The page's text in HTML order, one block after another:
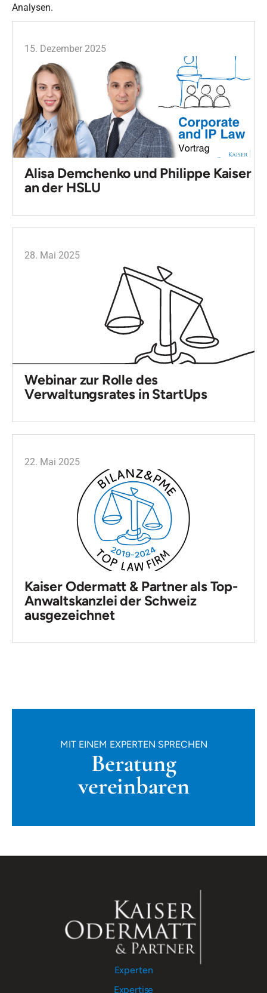
Analysen.
15. Dezember 2025
Alisa Demchenko und Philippe Kaiser
an der HSLU
28. Mai 2025
Webinar zur Rolle des
Verwaltungsrates in StartUps
22. Mai 2025
Kaiser Odermatt & Partner als Top-
Anwaltskanzlei der Schweiz
ausgezeichnet
MIT EINEM EXPERTEN SPRECHEN
Beratung
vereinbaren
Experten
Expertise